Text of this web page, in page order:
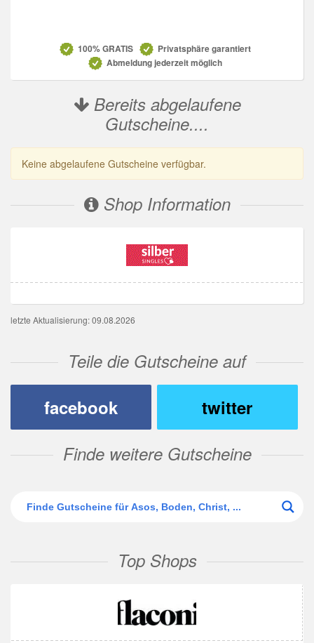
100% GRATIS
Privatsphäre garantiert
Abmeldung jederzeit möglich
Bereits abgelaufene
Gutscheine....
Keine abgelaufene Gutscheine verfügbar.
Shop Information
letzte Aktualisierung: 09.08.2026
Teile die Gutscheine auf
facebook
twitter
Finde weitere Gutscheine
Top Shops